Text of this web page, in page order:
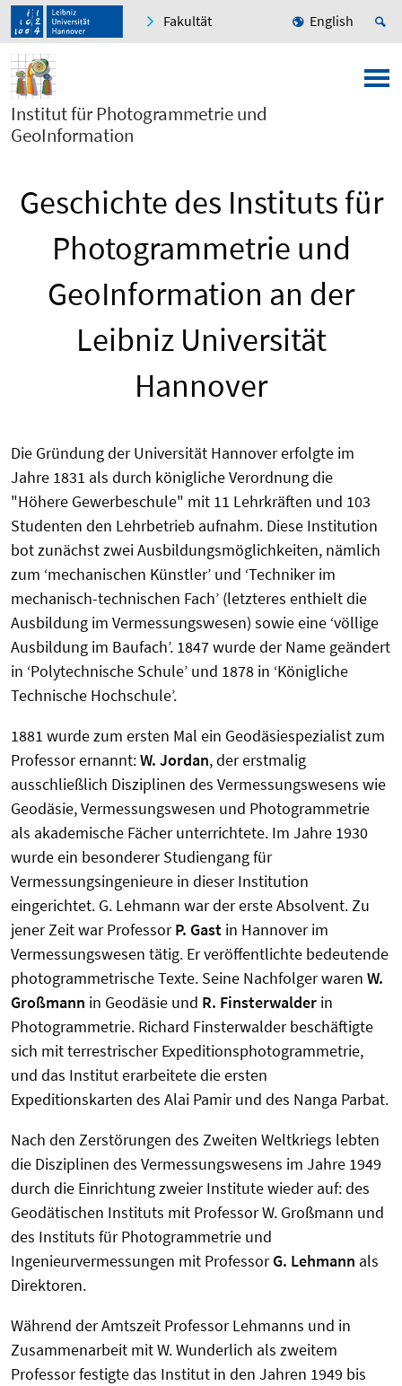
Fakultät English
Institut für Photogrammetrie und
GeoInformation
Geschichte des Instituts für
Photogrammetrie und
GeoInformation an der
Leibniz Universität
Hannover
Die Gründung der Universität Hannover erfolgte im
Jahre 1831 als durch königliche Verordnung die
"Höhere Gewerbeschule" mit 11 Lehrkräften und 103
Studenten den Lehrbetrieb aufnahm. Diese Institution
bot zunächst zwei Ausbildungsmöglichkeiten, nämlich
zum ‘mechanischen Künstler’ und ‘Techniker im
mechanisch-technischen Fach’ (letzteres enthielt die
Ausbildung im Vermessungswesen) sowie eine ‘völlige
Ausbildung im Baufach’. 1847 wurde der Name geändert
in ‘Polytechnische Schule’ und 1878 in ‘Königliche
Technische Hochschule’.
1881 wurde zum ersten Mal ein Geodäsiespezialist zum
Professor ernannt:W. Jordan, der erstmalig
ausschließlich Disziplinen des Vermessungswesens wie
Geodäsie, Vermessungswesen und Photogrammetrie
als akademische Fächer unterrichtete. Im Jahre 1930
wurde ein besonderer Studiengang für
Vermessungsingenieure in dieser Institution
eingerichtet. G. Lehmann war der erste Absolvent. Zu
jener Zeit war ProfessorP. Gast in Hannover im
Vermessungswesen tätig. Er veröffentlichte bedeutende
photogrammetrische Texte. Seine Nachfolger waren W.
Großmann in Geodäsie und R. Finsterwalder in
Photogrammetrie. Richard Finsterwalder beschäftigte
sich mit terrestrischer Expeditionsphotogrammetrie,
und das Institut erarbeitete die ersten
Expeditionskarten des Alai Pamir und des Nanga Parbat.
Nach den Zerstörungen des Zweiten Weltkriegs lebten
die Disziplinen des Vermessungswesens im Jahre 1949
durch die Einrichtung zweier Institute wieder auf: des
Geodätischen Instituts mit Professor W. Großmann und
des Instituts für Photogrammetrie und
Ingenieurvermessungen mit ProfessorG. Lehmann als
Direktoren.
Während der Amtszeit Professor Lehmanns und in
Zusammenarbeit mit W. Wunderlich als zweitem
Professor festigte das Institut in den Jahren 1949 bis